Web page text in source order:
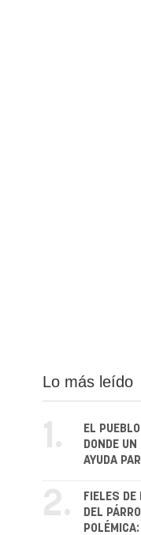
Lo más leído
1.
EL
DONDE
AYUDA
2.
FIELES DE
DEL